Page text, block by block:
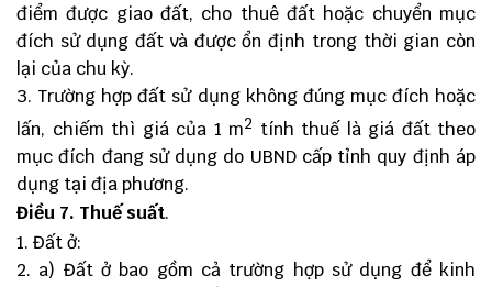
điểm được giao đất, cho thuê đất hoặc chuyển mục
đích sử dụng đất và được ổn định trong thời gian còn
lại của chu kỳ.
Trường hợp đất sử dụng không đúng mục đích hoặc
lấn, chiếm thì giá của 1 m2 tính thuế là giá đất theo
mục đích đang sử dụng do UBND cấp tỉnh quy định áp
dụng tại địa phương.
Điều 7. Thuế suất.
Đất ở:
a) Đất ở bao gồm cả trường hợp sử dụng để kinh